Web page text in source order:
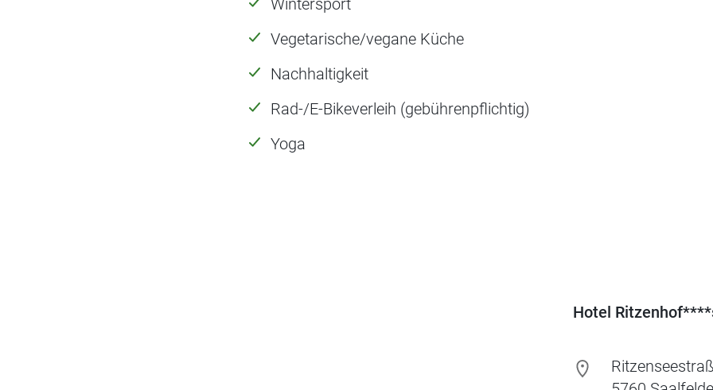
Wintersport
Vegetarische/vegane Küche
Nachhaltigkeit
Rad-/E-Bikeverleih (gebührenpflichtig)
Yoga
Hotel